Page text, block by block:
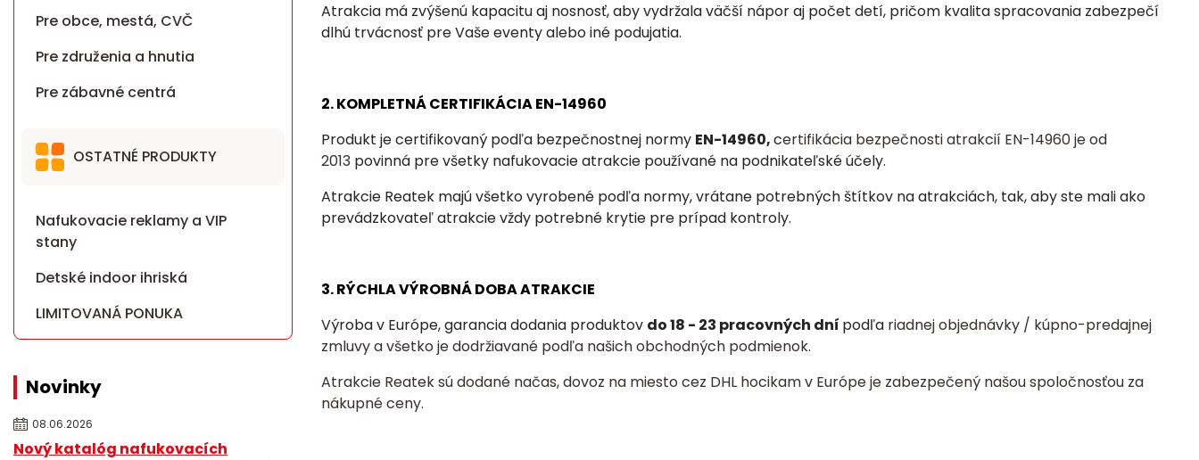
Pre obce, mestá, CVČ
Pre združenia a hnutia
Pre zábavné centrá
OSTATNÉ PRODUKTY
Nafukovacie reklamy a VIP
stany
Detské indoor ihriská
LIMITOVANÁ PONUKA
Novinky
08.06.2026
Nový katalóg nafukovacích
Atrakcia má zvýšenú kapacitu aj nosnosť, aby vydržala väčší nápor aj počet detí, pričom kvalita spracovania zabezpečí
dlhú trvácnosť pre Vaše eventy alebo iné podujatia.
2. KOMPLETNÁ CERTIFIKÁCIA EN-14960
Produkt je certifikovaný podľa bezpečnostnej normy EN-14960,certifikácia bezpečnosti atrakcií EN-14960 je od
2013 povinná pre všetky nafukovacie atrakcie používané na podnikateľské účely.
Atrakcie Reatek majú všetko vyrobené podľa normy, vrátane potrebných štítkov na atrakciách, tak, aby ste mali ako
prevádzkovateľ atrakcie vždy potrebné krytie pre prípad kontroly.
3. RÝCHLA VÝROBNÁ DOBA ATRAKCIE
Výroba v Európe, garancia dodania produktov do 18 - 23 pracovných dní podľa riadnej objednávky / kúpno-predajnej
zmluvy a všetko je dodržiavané podľa našich obchodných podmienok.
Atrakcie Reatek sú dodané načas, dovoz na miesto cez DHL hocikam v Európe je zabezpečený našou spoločnosťou za
nákupné ceny.